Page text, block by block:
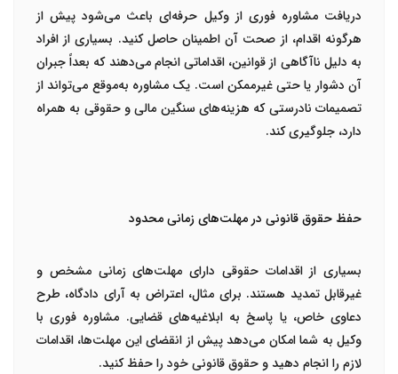
دریافت مشاوره فوری از وکیل حرفه‌ای باعث می‌شود پیش از
هرگونه اقدام، از صحت آن اطمینان حاصل کنید. بسیاری از افراد
به دلیل ناآگاهی از قوانین، اقداماتی انجام می‌دهند که بعداً جبران
آن دشوار یا حتی غیرممکن است. یک مشاوره به‌موقع می‌تواند از
تصمیمات نادرستی که هزینه‌های سنگین مالی و حقوقی به همراه
دارد، جلوگیری کند.
حفظ حقوق قانونی در مهلت‌های زمانی محدود
بسیاری از اقدامات حقوقی دارای مهلت‌های زمانی مشخص و
غیرقابل تمدید هستند. برای مثال، اعتراض به آرای دادگاه، طرح
دعاوی خاص، یا پاسخ به ابلاغیه‌های قضایی. مشاوره فوری با
وکیل به شما امکان می‌دهد پیش از انقضای این مهلت‌ها، اقدامات
لازم را انجام دهید و حقوق قانونی خود را حفظ کنید.